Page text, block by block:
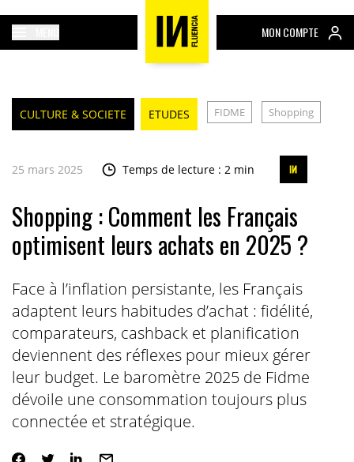
MON COMPTE
CULTURE & SOCIETE ETUDES FIDME Shopping
25 mars 2025 Temps de lecture : 2 min
Shopping : Comment les Français
optimisent leurs achats en 2025 ?
Face à l’inflation persistante, les Français
adaptent leurs habitudes d’achat : fidélité,
comparateurs, cashback et planification
deviennent des réflexes pour mieux gérer
leur budget. Le baromètre 2025 de Fidme
dévoile une consommation toujours plus
connectée et stratégique.